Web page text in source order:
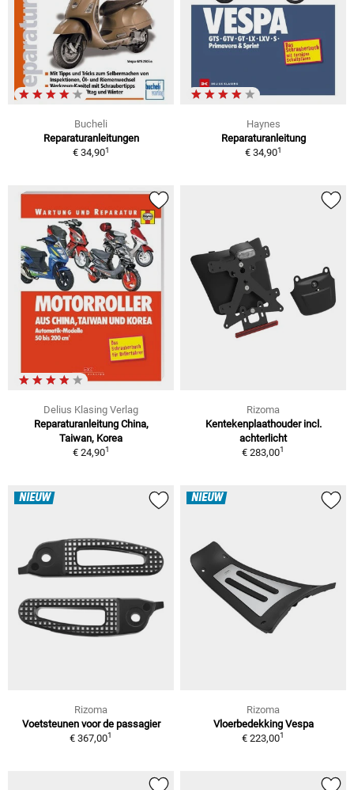
Bucheli
Reparaturanleitungen
€ 34,901
Haynes
Reparaturanleitung
€ 34,901
Delius Klasing Verlag
Reparaturanleitung China,
Taiwan, Korea
€ 24,901
Rizoma
Kentekenplaathouder incl.
achterlicht
€ 283,001
NIEUW
Rizoma
Voetsteunen voor de passagier
€ 367,001
NIEUW
Rizoma
Vloerbedekking Vespa
€ 223,001